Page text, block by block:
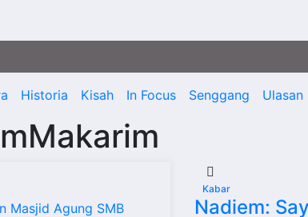
Historia Kisah In Focus Senggang Ulasan
Masjid Agung SMB
Kabar
Nadiem: